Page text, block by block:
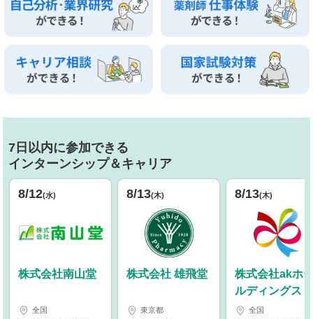
7日以内に参加できる
インターンシップ＆キャリア
8/12(水)
株式会社南山堂
全国
8/13(木)
株式会社 雄飛堂
東京都
8/13(木)
株式会社akホ
ルディングス
全国